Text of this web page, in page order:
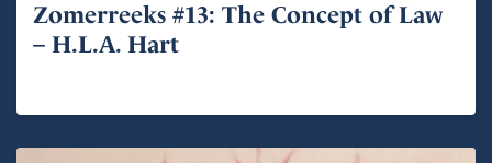
Zomerreeks #13: The Concept of Law
– H.L.A. Hart